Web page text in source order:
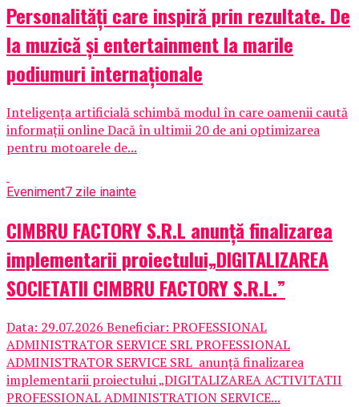
Personalități care inspiră prin rezultate. De
la muzică și entertainment la marile
podiumuri internaționale
Inteligența artificială schimbă modul în care oamenii caută
informații online Dacă în ultimii 20 de ani optimizarea
pentru motoarele de...
Eveniment7 zile inainte
CIMBRU FACTORY S.R.L anunţă finalizarea
implementarii proiectului„DIGITALIZAREA
SOCIETATII CIMBRU FACTORY S.R.L.”
Data: 29.07.2026 Beneficiar: PROFESSIONAL
ADMINISTRATOR SERVICE SRL PROFESSIONAL
ADMINISTRATOR SERVICE SRL anunţă finalizarea
implementarii proiectului „DIGITALIZAREA ACTIVITATII
PROFESSIONAL ADMINISTRATION SERVICE...